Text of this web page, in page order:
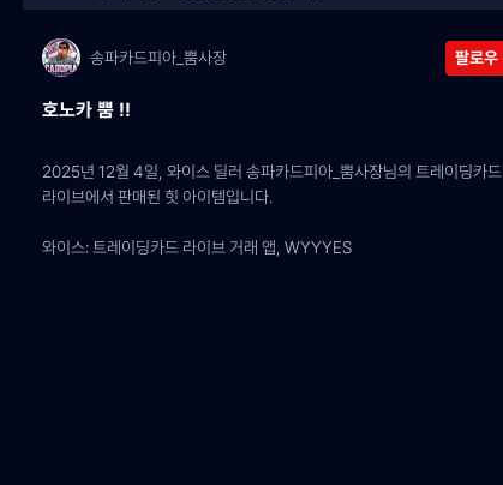
송파카드피아_뿜사장 팔로우
호노카 뿜 !!
2025년 12월 4일, 와이스 딜러 송파카드피아_뿜사장님의 트레이딩카드
라이브에서 판매된 힛 아이템입니다.
와이스: 트레이딩카드 라이브 거래 앱, WYYYES